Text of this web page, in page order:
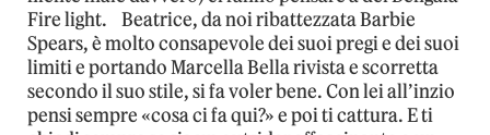
Fire light. Beatrice, da noi ribattezzata Barbie
Spears, è molto consapevole dei suoi pregi e dei suoi
limiti e portando Marcella Bella rivista e scorretta
secondo il suo stile, si fa voler bene. Con lei all’inzio
pensi sempre «cosa ci fa qui?» e poi ti cattura. E ti